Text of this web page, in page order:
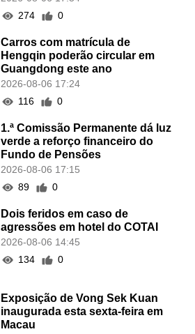
274
0
Carros com matrícula de
Hengqin poderão circular em
Guangdong este ano
2026-08-06 17:24
116
0
1.ª Comissão Permanente dá luz
verde a reforço financeiro do
Fundo de Pensões
2026-08-06 17:15
89
0
Dois feridos em caso de
agressões em hotel do COTAI
2026-08-06 14:45
134
0
Exposição de Vong Sek Kuan
inaugurada esta sexta-feira em
Macau